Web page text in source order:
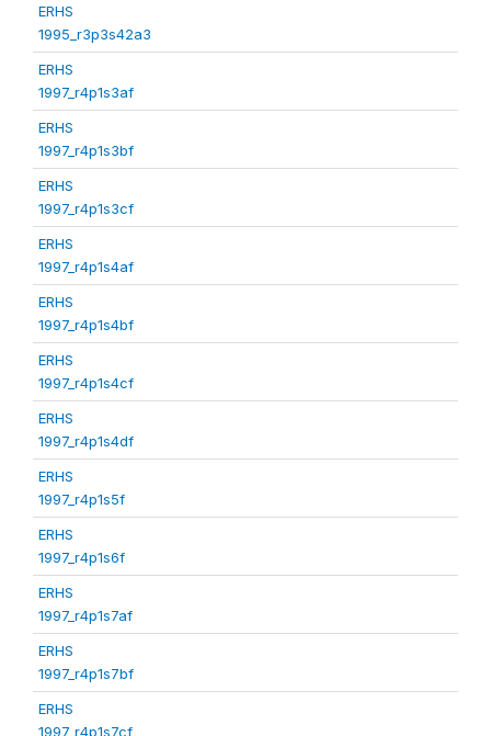
ERHS
1995_r3p3s42a3
ERHS
1997_r4p1s3af
ERHS
1997_r4p1s3bf
ERHS
1997_r4p1s3cf
ERHS
1997_r4p1s4af
ERHS
1997_r4p1s4bf
ERHS
1997_r4p1s4cf
ERHS
1997_r4p1s4df
ERHS
1997_r4p1s5f
ERHS
1997_r4p1s6f
ERHS
1997_r4p1s7af
ERHS
1997_r4p1s7bf
ERHS
1997_r4p1s7cf